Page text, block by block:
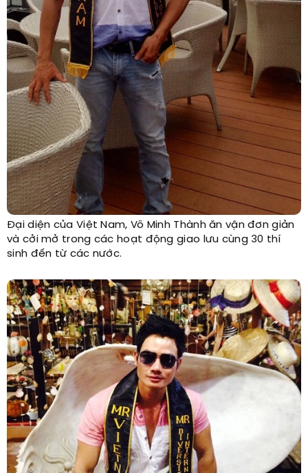
Đại diện của Việt Nam, Võ Minh Thành ăn vận đơn giản
và cởi mở trong các hoạt động giao lưu cùng 30 thí
sinh đến từ các nước.